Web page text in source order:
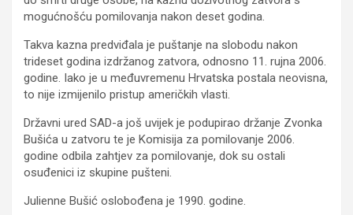
mogućnošću pomilovanja nakon deset godina.
Takva kazna predviđala je puštanje na slobodu nakon
trideset godina izdržanog zatvora, odnosno 11. rujna 2006.
godine. Iako je u međuvremenu Hrvatska postala neovisna,
to nije izmijenilo pristup američkih vlasti.
Državni ured SAD-a još uvijek je podupirao držanje Zvonka
Bušića u zatvoru te je Komisija za pomilovanje 2006.
godine odbila zahtjev za pomilovanje, dok su ostali
osuđenici iz skupine pušteni.
Julienne Bušić oslobođena je 1990. godine.